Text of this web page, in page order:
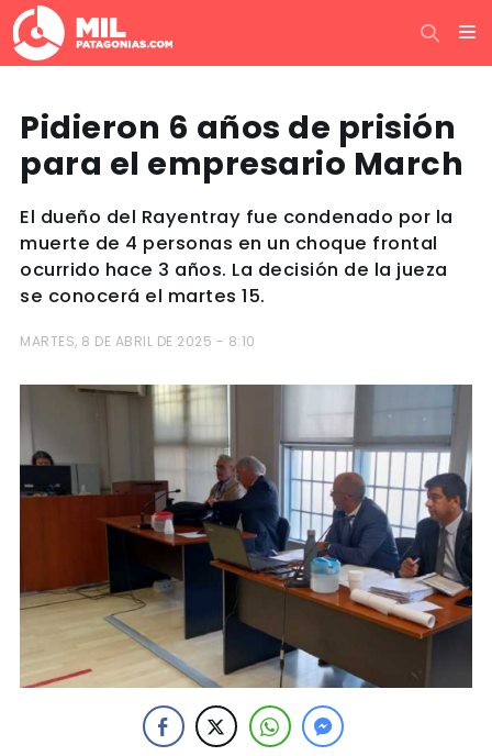
Pidieron 6 años de prisión
para el empresario March
El dueño del Rayentray fue condenado por la
muerte de 4 personas en un choque frontal
ocurrido hace 3 años. La decisión de la jueza
se conocerá el martes 15.
MARTES, 8 DE ABRIL DE 2025 - 8:10